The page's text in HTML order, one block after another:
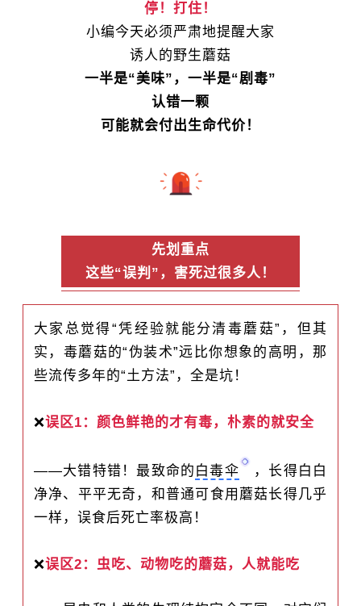
停！打住！
小编今天必须严肃地提醒大家
诱人的野生蘑菇
一半是“美味”，一半是“剧毒”
认错一颗
可能就会付出生命代价！
先划重点
这些“误判”，害死过很多人！
大家总觉得“凭经验就能分清毒蘑菇”，但其
实，毒蘑菇的“伪装术”远比你想象的高明，那
些流传多年的“土方法”，全是坑！
❌误区1：颜色鲜艳的才有毒，朴素的就安全
——大错特错！最致命的 白毒伞
，长得白白
净净、平平无奇，和普通可食用蘑菇长得几乎
一样，误食后死亡率极高！
❌误区2：虫吃、动物吃的蘑菇，人就能吃